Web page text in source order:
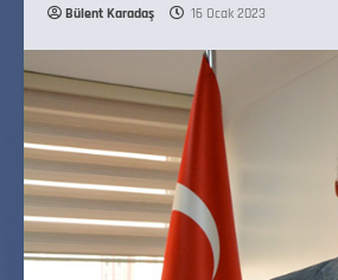
Bülent Karadaş 16 Ocak 2023